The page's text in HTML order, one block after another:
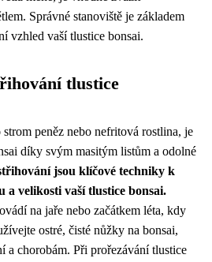
Správné stanoviště je základem
vzhled vaší tlustice bonsai.
tlustice
peněz nebo nefritová rostlina, je
díky svým masitým listům a odolné
jsou klíčové techniky k
a velikosti vaší tlustice bonsai.
na jaře nebo začátkem léta, kdy
ostré, čisté nůžky na bonsai,
a chorobám. Při prořezávání tlustice